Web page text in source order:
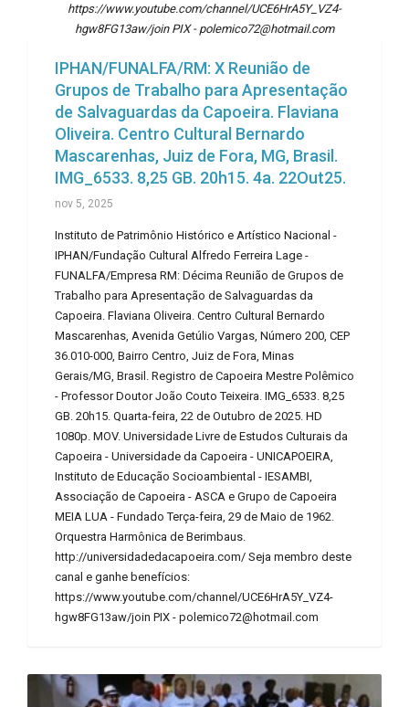
https://www.youtube.com/channel/UCE6HrA5Y_VZ4-
hgw8FG13aw/join PIX - polemico72@hotmail.com
IPHAN/FUNALFA/RM: X Reunião de
Grupos de Trabalho para Apresentação
de Salvaguardas da Capoeira. Flaviana
Oliveira. Centro Cultural Bernardo
Mascarenhas, Juiz de Fora, MG, Brasil.
IMG_6533. 8,25 GB. 20h15. 4a. 22Out25.
nov 5, 2025
Instituto de Patrimônio Histórico e Artístico Nacional -
IPHAN/Fundação Cultural Alfredo Ferreira Lage -
FUNALFA/Empresa RM: Décima Reunião de Grupos de
Trabalho para Apresentação de Salvaguardas da
Capoeira. Flaviana Oliveira. Centro Cultural Bernardo
Mascarenhas, Avenida Getúlio Vargas, Número 200, CEP
36.010-000, Bairro Centro, Juiz de Fora, Minas
Gerais/MG, Brasil. Registro de Capoeira Mestre Polêmico
- Professor Doutor João Couto Teixeira. IMG_6533. 8,25
GB. 20h15. Quarta-feira, 22 de Outubro de 2025. HD
1080p. MOV. Universidade Livre de Estudos Culturais da
Capoeira - Universidade da Capoeira - UNICAPOEIRA,
Instituto de Educação Socioambiental - IESAMBI,
Associação de Capoeira - ASCA e Grupo de Capoeira
MEIA LUA - Fundado Terça-feira, 29 de Maio de 1962.
Orquestra Harmônica de Berimbaus.
http://universidadedacapoeira.com/ Seja membro deste
canal e ganhe benefícios:
https://www.youtube.com/channel/UCE6HrA5Y_VZ4-
hgw8FG13aw/join PIX - polemico72@hotmail.com